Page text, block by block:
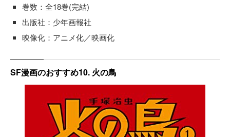
巻数：全18巻(完結)
出版社：少年画報社
映像化：アニメ化／映画化
SF漫画のおすすめ10. 火の鳥